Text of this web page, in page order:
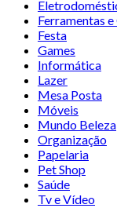
Ferramentas
Festa
Games
Informática
Lazer
Mesa Posta
Móveis
Mundo Beleza
Organização
Papelaria
Pet Shop
Saúde
Tv e Vídeo